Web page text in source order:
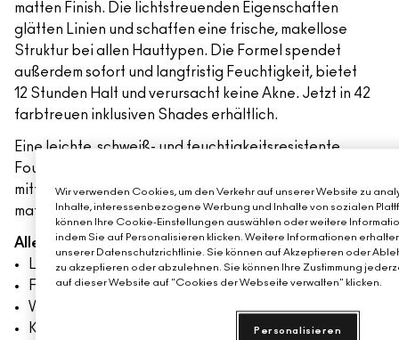
matten Finish. Die lichtstreuenden Eigenschaften
glätten Linien und schaffen eine frische, makellose
Struktur bei allen Hauttypen. Die Formel spendet
außerdem sofort und langfristig Feuchtigkeit, bietet
12 Stunden Halt und verursacht keine Akne. Jetzt in 42
farbtreuen inklusiven Shades erhältlich.
Eine leichte, schweiß- und feuchtigkeitsresistente
Foundation mit einer transformativen Textur, die eine
mittlere, aufbaubare Deckkraft und ein natürliches,
mattes Finish bietet.
Alle Vorteile
Langanhaltend, 12 Stunden
Farbecht, 12 Stunden
Wird nicht cakey
Kein Verblassen
Wir verwenden Cookies, um den Verkehr auf unserer Website zu
Inhalte, interessenbezogene Werbung und Inhalte von sozialen
können Ihre Cookie-Einstellungen auswählen oder weitere
indem Sie auf Personalisieren klicken. Weitere Informationen
unserer Datenschutzrichtlinie. Sie können auf Akzeptieren oder
zu akzeptieren oder abzulehnen. Sie können Ihre Zustimmung
auf dieser Website auf "Cookies der Webseite verwalten" klicken.
Personalisieren